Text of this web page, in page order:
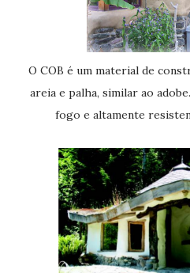
O COB é um material de construção composto de argila,
areia e palha, similar ao
fogo e altamente